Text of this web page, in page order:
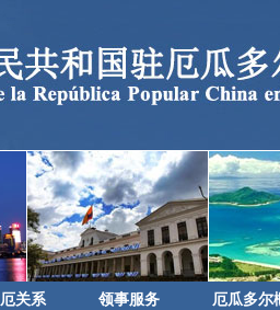
关系 领事服务 厄瓜多尔